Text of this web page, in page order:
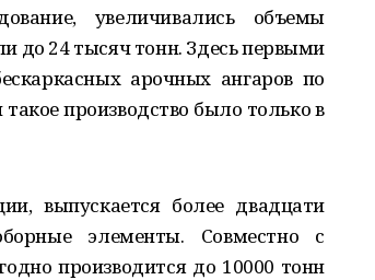
увеличивались объемы
до 24 тысяч тонн. Здесь первыми
арочных ангаров по
производство было только в
выпускается более двадцати
элементы. Совместно с
производится до 10000 тонн